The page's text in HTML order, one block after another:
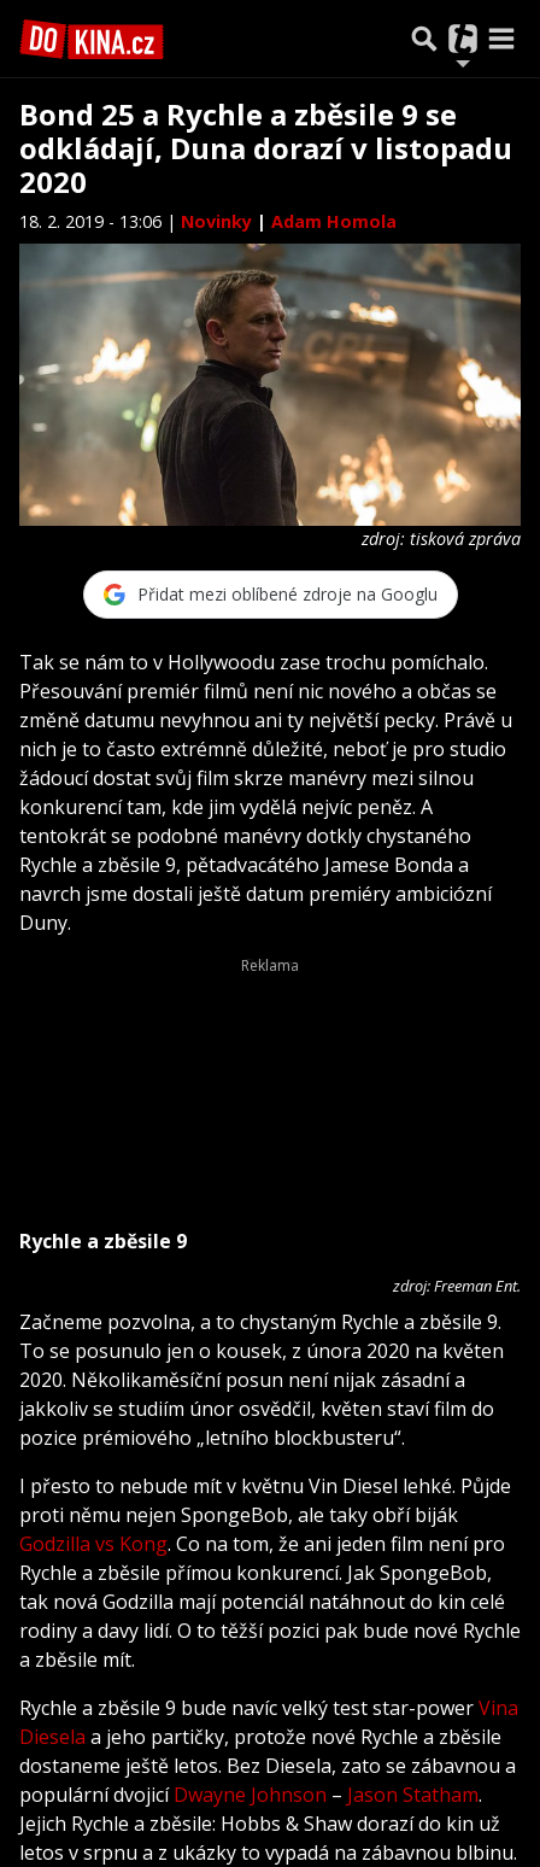
Bond 25 a Rychle a zběsile 9 se
odkládají, Duna dorazí v listopadu
2020
18. 2. 2019 - 13:06 | Novinky | Adam Homola
zdroj: tisková zpráva
Přidat mezi oblíbené zdroje na Googlu
Tak se nám to v Hollywoodu zase trochu pomíchalo.
Přesouvání premiér filmů není nic nového a občas se
změně datumu nevyhnou ani ty největší pecky. Právě u
nich je to často extrémně důležité, neboť je pro studio
žádoucí dostat svůj film skrze manévry mezi silnou
konkurencí tam, kde jim vydělá nejvíc peněz. A
tentokrát se podobné manévry dotkly chystaného
Rychle a zběsile 9, pětadvacátého Jamese Bonda a
navrch jsme dostali ještě datum premiéry ambiciózní
Duny.
Rychle a zběsile 9
zdroj: Freeman Ent.
Začneme pozvolna, a to chystaným Rychle a zběsile 9.
To se posunulo jen o kousek, z února 2020 na květen
2020. Několikaměsíční posun není nijak zásadní a
jakkoliv se studiím únor osvědčil, květen staví film do
pozice prémiového „letního blockbusteru“.
I přesto to nebude mít v květnu Vin Diesel lehké. Půjde
proti němu nejen SpongeBob, ale taky obří biják
Godzilla vs Kong. Co na tom, že ani jeden film není pro
Rychle a zběsile přímou konkurencí. Jak SpongeBob,
tak nová Godzilla mají potenciál natáhnout do kin celé
rodiny a davy lidí. O to těžší pozici pak bude nové Rychle
a zběsile mít.
Rychle a zběsile 9 bude navíc velký test star-powerVina
Diesela a jeho partičky, protože nové Rychle a zběsile
dostaneme ještě letos. Bez Diesela, zato se zábavnou a
populární dvojicíDwayne Johnson – Jason Statham.
Jejich Rychle a zběsile: Hobbs & Shaw dorazí do kin už
letos v srpnu a z ukázky to vypadá na zábavnou blbinu.